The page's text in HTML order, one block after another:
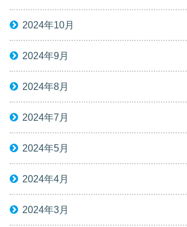
2024年10月
2024年9月
2024年8月
2024年7月
2024年5月
2024年4月
2024年3月